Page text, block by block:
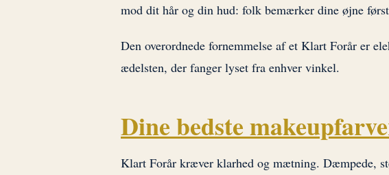
mod dit hår og din hud: folk bemærker dine øjne
Den overordnede fornemmelse af et Klart Forår er
ædelsten, der fanger lyset fra enhver vinkel.
Dine bedste
Klart Forår kræver klarhed og mætning. Dæmpede,